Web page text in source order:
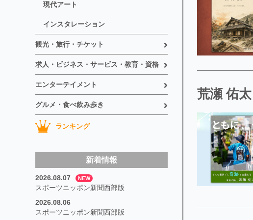
現代アート
インスタレーション
観光・旅行・チケット
求人・ビジネス・サービス・教育・資格
エンターテイメント
グルメ・食べ飲み歩き
ランキング
新着情報
2026.08.07 NEW
スポーツニッポン新聞西部版
2026.08.06
スポーツニッポン新聞西部版
荒瀬 佑太